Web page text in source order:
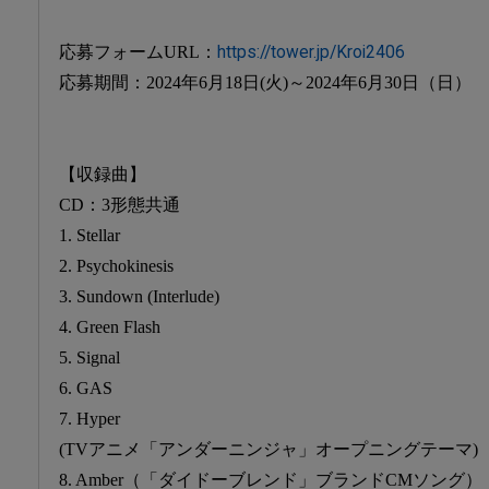
応募フォームURL： https://tower.jp/Kroi2406
応募期間：2024年6月18日(火)～2024年6月30日（日）
【収録曲】
CD：3形態共通
1. Stellar
2. Psychokinesis
3. Sundown (Interlude)
4. Green Flash
5. Signal
6. GAS
7. Hyper
(TVアニメ「アンダーニンジャ」オープニングテーマ)
8. Amber（「ダイドーブレンド」ブランドCMソング）